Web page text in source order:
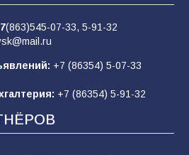
М.Ю. Лермонтова
творческое
(863)545-07-33, 5-91-32
+7 (86354) 5-07-33
+7 (86354) 5-91-32